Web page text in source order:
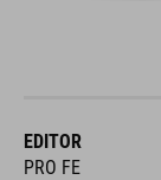
EDITOR
PRO FE